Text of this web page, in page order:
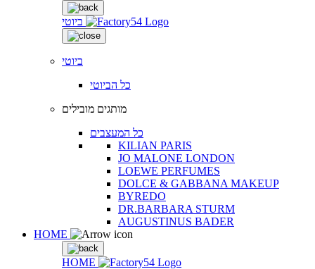
ביוטי
ביוטי
כל הביוטי
מותגים מובילים
כל המעצבים
KILIAN PARIS
JO MALONE LONDON
LOEWE PERFUMES
DOLCE & GABBANA MAKEUP
BYREDO
DR.BARBARA STURM
AUGUSTINUS BADER
HOME
HOME